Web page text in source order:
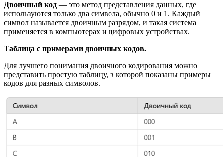
Двоичный код — это метод представления данных, где
используются только два символа, обычно 0 и 1. Каждый
символ называется двоичным разрядом, и такая система
применяется в компьютерах и цифровых устройствах.
Таблица с примерами двоичных кодов.
Для лучшего понимания двоичного кодирования можно
представить простую таблицу, в которой показаны примеры
кодов для разных символов.